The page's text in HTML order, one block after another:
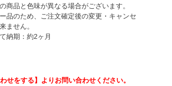
商品と色味が異なる場合がございます。
品のため、ご注文確定後の変更・キャンセ
ません。
納期：約2ヶ月
せをする】よりお問い合わせください。